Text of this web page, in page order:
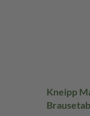
Kneipp